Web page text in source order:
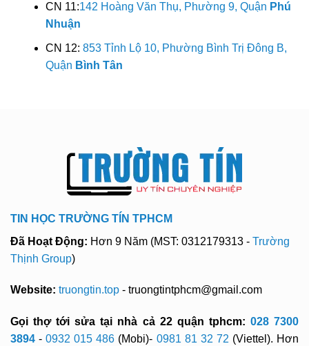
CN 11:142 Hoàng Văn Thụ, Phường 9, Quận Phú
Nhuận
CN 12: 853 Tỉnh Lộ 10, Phường Bình Trị Đông B,
Quận Bình Tân
TIN HỌC TRƯỜNG TÍN TPHCM
Đã Hoạt Động: Hơn 9 Năm (MST: 0312179313 - Trường
Thịnh Group)
Website: truongtin.top - truongtintphcm@gmail.com
Gọi thợ tới sửa tại nhà cả 22 quận tphcm: 028 7300
3894-0932 015 486 (Mobi)- 0981 81 32 72 (Viettel). Hơn